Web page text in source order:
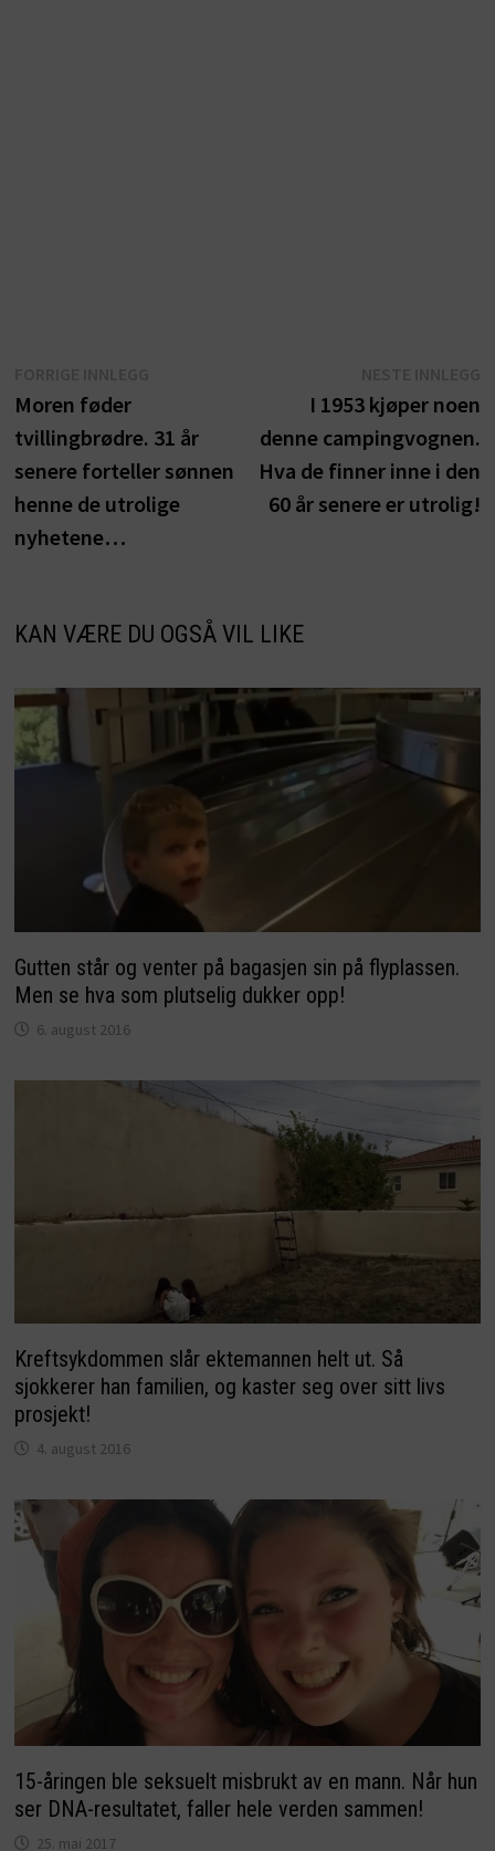
Moren føder
tvillingbrødre. 31 år
senere forteller sønnen
henne de utrolige
nyhetene…
I 1953 kjøper noen
denne campingvognen.
Hva de finner inne i den
60 år senere er utrolig!
KAN VÆRE DU OGSÅ VIL LIKE
Gutten står og venter på bagasjen sin på flyplassen.
Men se hva som plutselig dukker opp!
6. august 2016
Kreftsykdommen slår ektemannen helt ut. Så
sjokkerer han familien, og kaster seg over sitt livs
prosjekt!
4. august 2016
15-åringen ble seksuelt misbrukt av en mann. Når hun
ser DNA-resultatet, faller hele verden sammen!
25. mai 2017